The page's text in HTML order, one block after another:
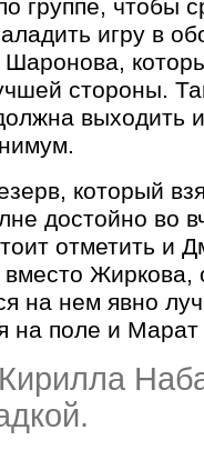
группе, чтобы
игру в
стороны.
выходить
который
достойно во
отметить и
Жиркова,
на нем явно
на поле и